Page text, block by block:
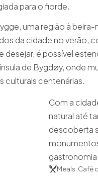
para o fiorde.
uma região à
da cidade no verão,
desejar, é possível
de Bygdøy, onde
culturais centenárias.
Com a
natural até
descoberta
gastronomia.
Meals: Café